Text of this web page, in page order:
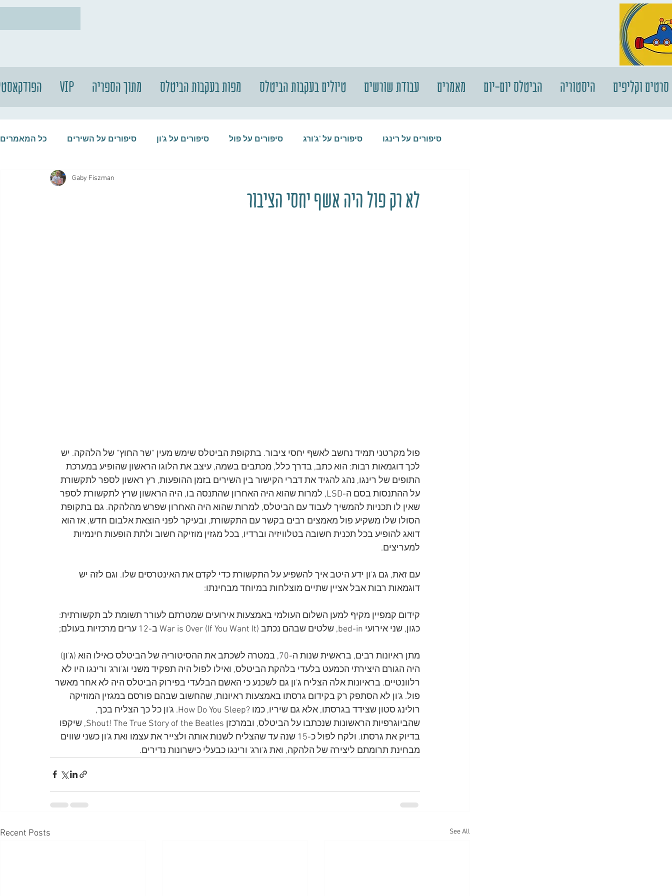
VIP מתוך הספריה מפות בעקבות הביטלס טיולים בעקבות הביטלס עבודת שורשים מאמרים הביטלס יום-יום היסטוריה סרטים וקליפים
כל המאמרים סיפורים על השירים סיפורים על ג'ון סיפורים על פול סיפורים על 'ג'ורג סיפורים על רינגו
סיפורים על הביטלס סיפורים על התקליטים
לא רק פול היה אשף יחסי הציבור
Gaby Fiszman
פול מקרטני תמיד נחשב לאשף יחסי ציבור. בתקופת הביטלס שימש מעין "שר החוץ" של הלהקה. יש
לכך דוגמאות רבות: הוא כתב, בדרך כלל, מכתבים בשמה, עיצב את הלוגו הראשון שהופיע במערכת
התופים של רינגו, נהג להגיד את דברי הקישור בין השירים בזמן ההופעות, רץ ראשון לספר לתקשורת
על ההתנסות בסם ה-LSD, למרות שהוא היה האחרון שהתנסה בו, היה הראשון שרץ לתקשורת לספר
שאין לו תכניות להמשיך לעבוד עם הביטלס, למרות שהוא היה האחרון שפרש מהלהקה. גם בתקופת
הסולו שלו משקיע פול מאמצים רבים בקשר עם התקשורת, ובעיקר לפני הוצאת אלבום חדש, אז הוא
דואג להופיע בכל תכנית חשובה בטלוויזיה וברדיו, בכל מגזין מוזיקה חשוב ולתת הופעות חינמיות
למעריצים.
עם זאת, גם ג'ון ידע היטב איך להשפיע על התקשורת כדי לקדם את האינטרסים שלו. וגם לזה יש
דוגמאות רבות אבל אציין שתיים מוצלחות במיוחד מבחינתו:
קידום קמפיין מקיף למען השלום העולמי באמצעות אירועים שמטרתם לעורר תשומת לב תקשורתית:
כגון, שני אירועי bed-in, שלטים שבהם נכתב War is Over (If You Want It) ב-12 ערים מרכזיות בעולם;
מתן ראיונות רבים, בראשית שנות ה-70, במטרה לשכתב את ההסיטוריה של הביטלס כאילו הוא (ג'ון)
היה הגורם היצירתי הכמעט בלעדי בלהקת הביטלס, ואילו לפול היה תפקיד משני וג'ורג' ורינגו היו לא
רלוונטיים. בראיונות אלה הצליח ג'ון גם לשכנע כי האשם הבלעדי בפירוק הביטלס היה לא אחר מאשר
פול. ג'ון לא הסתפק רק בקידום גרסתו באמצעות ראיונות, שהחשוב שבהם פורסם במגזין המוזיקה
רולינג סטון שצידד בגרסתו, אלא גם שיריו, כמו ?How Do You Sleep. ג'ון כל כך הצליח בכך,
שהביוגרפיות הראשונות שנכתבו על הביטלס, ובמרכזן Shout! The True Story of the Beatles, שיקפו
בדיוק את גרסתו. ולקח לפול כ-15 שנה עד שהצליח לשנות אותה ולצייר את עצמו ואת ג'ון כשני שווים
מבחינת תרומתם ליצירה של הלהקה, ואת ג'ורג' ורינגו כבעלי כישרונות נדירים.
Recent Posts See All